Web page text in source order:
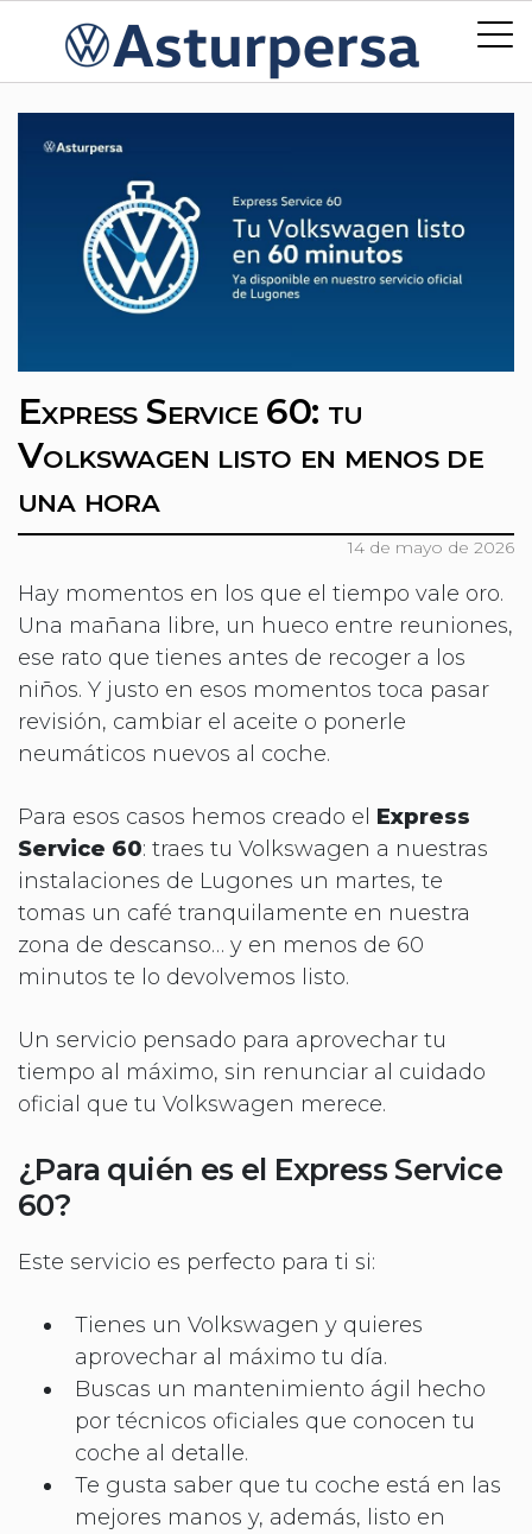
Express Service 60: tu
Volkswagen listo en menos de
una hora
14 de mayo de 2026
Hay momentos en los que el tiempo vale oro.
Una mañana libre, un hueco entre reuniones,
ese rato que tienes antes de recoger a los
niños. Y justo en esos momentos toca pasar
revisión, cambiar el aceite o ponerle
neumáticos nuevos al coche.
Para esos casos hemos creado el Express
Service 60: traes tu Volkswagen a nuestras
instalaciones de Lugones un martes, te
tomas un café tranquilamente en nuestra
zona de descanso… y en menos de 60
minutos te lo devolvemos listo.
Un servicio pensado para aprovechar tu
tiempo al máximo, sin renunciar al cuidado
oficial que tu Volkswagen merece.
¿Para quién es el Express Service
60?
Este servicio es perfecto para ti si:
Tienes un Volkswagen y quieres
aprovechar al máximo tu día.
Buscas un mantenimiento ágil hecho
por técnicos oficiales que conocen tu
coche al detalle.
Te gusta saber que tu coche está en las
mejores manos y, además, listo en